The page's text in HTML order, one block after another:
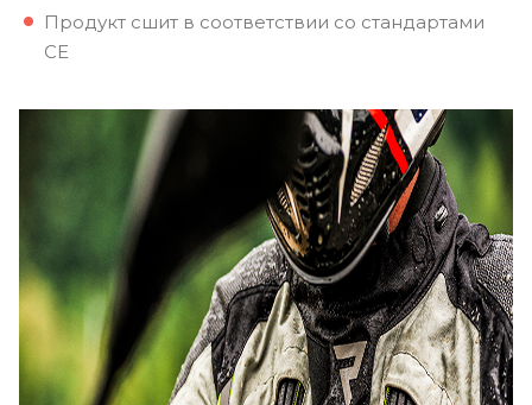
Продукт сшит в соответствии со стандартами
CE